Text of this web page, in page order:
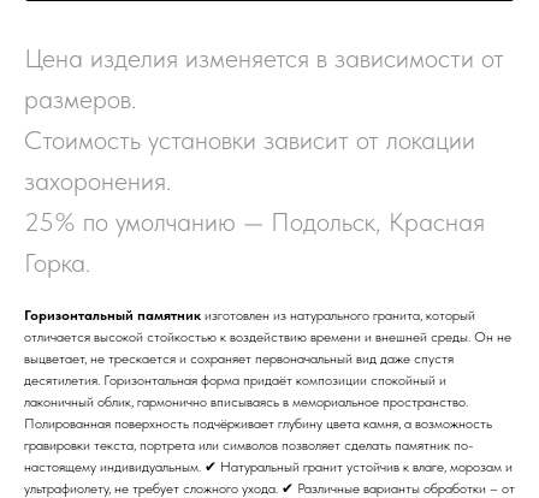
Цена изделия изменяется в зависимости от
размеров.
Стоимость установки зависит от локации
захоронения.
25% по умолчанию — Подольск, Красная
Горка.
Горизонтальный памятник изготовлен из натурального гранита, который
отличается высокой стойкостью к воздействию времени и внешней среды. Он не
выцветает, не трескается и сохраняет первоначальный вид даже спустя
десятилетия. Горизонтальная форма придаёт композиции спокойный и
лаконичный облик, гармонично вписываясь в мемориальное пространство.
Полированная поверхность подчёркивает глубину цвета камня, а возможность
гравировки текста, портрета или символов позволяет сделать памятник по-
настоящему индивидуальным. ✔ Натуральный гранит устойчив к влаге, морозам и
ультрафиолету, не требует сложного ухода. ✔ Различные варианты обработки – от